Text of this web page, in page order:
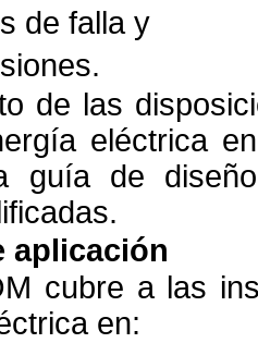
de falla y
de las
eléctrica en
guía de
aplicación
cubre a las
en: